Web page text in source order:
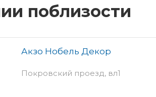
поблизости
Акзо Нобель Декор
Покровский проезд, вл1